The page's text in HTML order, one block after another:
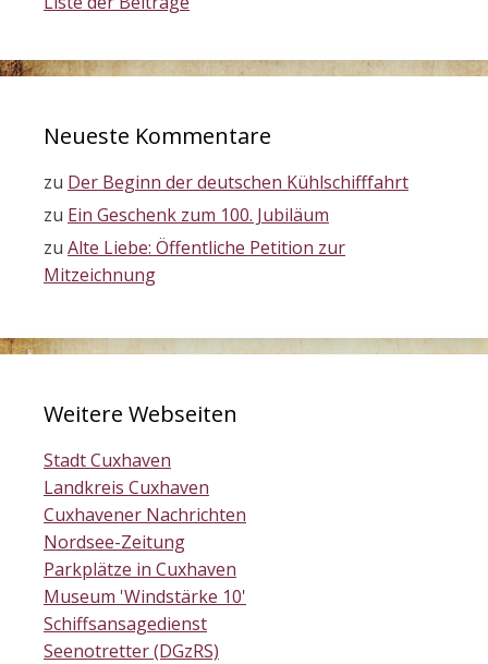
Neueste Kommentare
zu Der Beginn der deutschen Kühlschifffahrt
zu Ein Geschenk zum 100. Jubiläum
zu Alte Liebe: Öffentliche Petition zur
Mitzeichnung
Weitere Webseiten
Stadt Cuxhaven
Landkreis Cuxhaven
Cuxhavener Nachrichten
Nordsee-Zeitung
Parkplätze in Cuxhaven
Museum 'Windstärke 10'
Schiffsansagedienst
Seenotretter (DGzRS)